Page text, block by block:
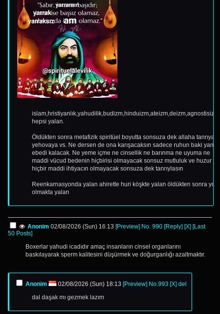
islam,hristiyanlık,yahudilik,budizm,hinduizm,ateizm,deizm,agnostisizm
hepsi yalan.
Öldükten sonra metafizik spiritüel boyutta sonsuza dek allaha tanrıya
yehovaya vs. Ne dersen de ona karışacaksın sadece ruhun baki yani
ebedi kalacak. Ne yeme içme ne cinsellik ne barınma ne uyuma ne
maddi vücud bedenin hiçbirisi olmayacak sonsuz mutluluk ve huzur
hiçbir maddi ihtiyacın olmayacak sonsuza dek tanrıylasın
Reenkarnasyonda yalan ahirette huri köşkte yalan öldükten sonra yok
olmakta yalan
Anonim 02/08/2026 (Sun) 16:13 [Preview] No. 990 [Reply] [X] [Last
50 Posts]
Boxerlar yahudi icadıdır amaç insanların cinsel organlarını
baskılayarak sperm kalitesini düşürmek ve doğurganlığı azaltmaktır.
Anonim 02/08/2026 (Sun) 18:13 [Preview] No.993 [X] del
dal daşak mı gezmek lazım